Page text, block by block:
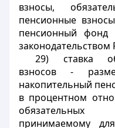
взносы,
пенсионные
пенсионный фонд
законодательством
29) ставка
взносов -
накопительный
в процентном
обязательных
принимаемому